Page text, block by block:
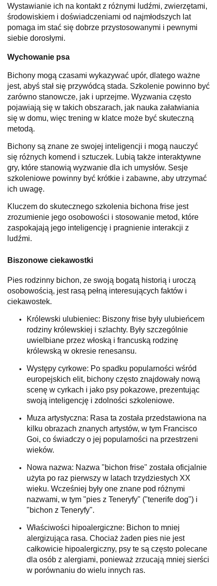
Wystawianie ich na kontakt z różnymi ludźmi, zwierzętami,
środowiskiem i doświadczeniami od najmłodszych lat
pomaga im stać się dobrze przystosowanymi i pewnymi
siebie dorosłymi.
Wychowanie psa
Bichony mogą czasami wykazywać upór, dlatego ważne
jest, abyś stał się przywódcą stada. Szkolenie powinno być
zarówno stanowcze, jak i uprzejme. Wyzwania często
pojawiają się w takich obszarach, jak nauka załatwiania
się w domu, więc trening w klatce może być skuteczną
metodą.
Bichony są znane ze swojej inteligencji i mogą nauczyć
się różnych komend i sztuczek. Lubią także interaktywne
gry, które stanowią wyzwanie dla ich umysłów. Sesje
szkoleniowe powinny być krótkie i zabawne, aby utrzymać
ich uwagę.
Kluczem do skutecznego szkolenia bichona frise jest
zrozumienie jego osobowości i stosowanie metod, które
zaspokajają jego inteligencję i pragnienie interakcji z
ludźmi.
Biszonowe ciekawostki
Pies rodzinny bichon, ze swoją bogatą historią i uroczą
osobowością, jest rasą pełną interesujących faktów i
ciekawostek.
Królewski ulubieniec: Biszony frise były ulubieńcem
rodziny królewskiej i szlachty. Były szczególnie
uwielbiane przez włoską i francuską rodzinę
królewską w okresie renesansu.
Występy cyrkowe: Po spadku popularności wśród
europejskich elit, bichony często znajdowały nową
scenę w cyrkach i jako psy pokazowe, prezentując
swoją inteligencję i zdolności szkoleniowe.
Muza artystyczna: Rasa ta została przedstawiona na
kilku obrazach znanych artystów, w tym Francisco
Goi, co świadczy o jej popularności na przestrzeni
wieków.
Nowa nazwa: Nazwa "bichon frise" została oficjalnie
użyta po raz pierwszy w latach trzydziestych XX
wieku. Wcześniej były one znane pod różnymi
nazwami, w tym "pies z Teneryfy" ("tenerife dog") i
"bichon z Teneryfy".
Właściwości hipoalergiczne: Bichon to mniej
alergizująca rasa. Chociaż żaden pies nie jest
całkowicie hipoalergiczny, psy te są często polecane
dla osób z alergiami, ponieważ zrzucają mniej sierści
w porównaniu do wielu innych ras.